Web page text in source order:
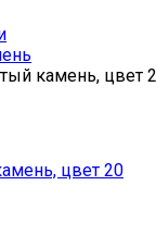
камень, цвет
цвет 20